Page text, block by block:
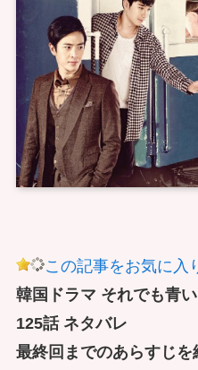
この記事をお気に入
韓国ドラマ それでも青
125話 ネタバレ
最終回までのあらすじを